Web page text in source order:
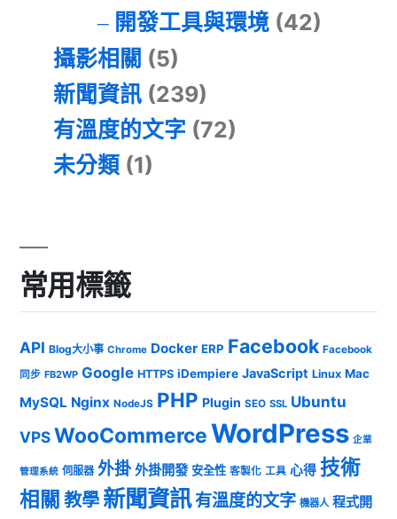
開發工具與環境(42)
攝影相關 (5)
新聞資訊 (239)
有溫度的文字 (72)
未分類 (1)
常用標籤
API Blog大小事 Chrome Docker ERP Facebook Facebook
同步 FB2WP Google HTTPS iDempiere JavaScript Linux Mac
MySQL Nginx NodeJS PHP Plugin SEO SSL Ubuntu
VPSWooCommerceWordPress 企業
管理系統 伺服器 外掛 外掛開發 安全性 客製化 工具 心得 技術
相關 教學 新聞資訊有溫度的文字 機器人 程式開